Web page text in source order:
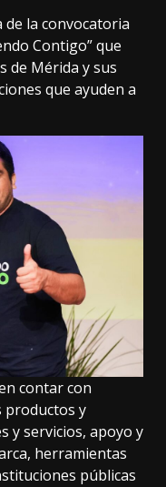
la convocatoria
Contigo” que
de Mérida y sus
que ayuden a
contar con
productos y
y servicios, apoyo y
herramientas
públicas